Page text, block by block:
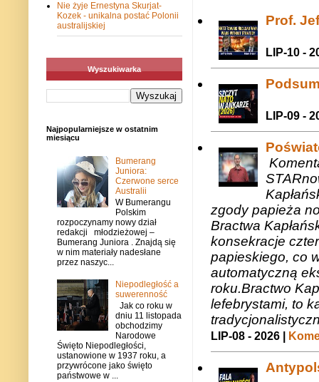
Prof.
LIP-10 -
LIP-09 -
zgody papieża
Bractwa
konsekracje
papieskiego, co
automatyczną
roku.Bractwo
lefebrystami, to
LIP-08 - 2026 |
Nie żyje Ernestyna Skurjat-
Kozek - unikalna postać Polonii
australijskiej
Wyszukiwarka
Najpopularniejsze w ostatnim
miesiącu
Bumerang
Juniora:
Czerwone serce
Australii
W Bumerangu
Polskim
rozpoczynamy nowy dział
redakcji młodzieżowej –
Bumerang Juniora . Znajdą się
w nim materiały nadesłane
przez naszyc...
Niepodległość a
suwerenność
Jak co roku w
dniu 11 listopada
obchodzimy
Narodowe
Święto Niepodległości,
ustanowione w 1937 roku, a
przywrócone jako święto
państwowe w ...